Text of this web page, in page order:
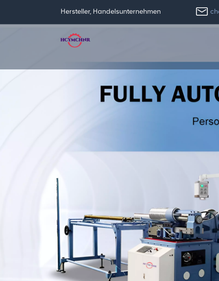
Hersteller, Handelsunternehmen